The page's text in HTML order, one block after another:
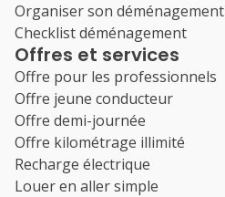
Organiser son déménagement
Checklist déménagement
Offres et services
Offre pour les professionnels
Offre jeune conducteur
Offre demi-journée
Offre kilométrage illimité
Recharge électrique
Louer en aller simple